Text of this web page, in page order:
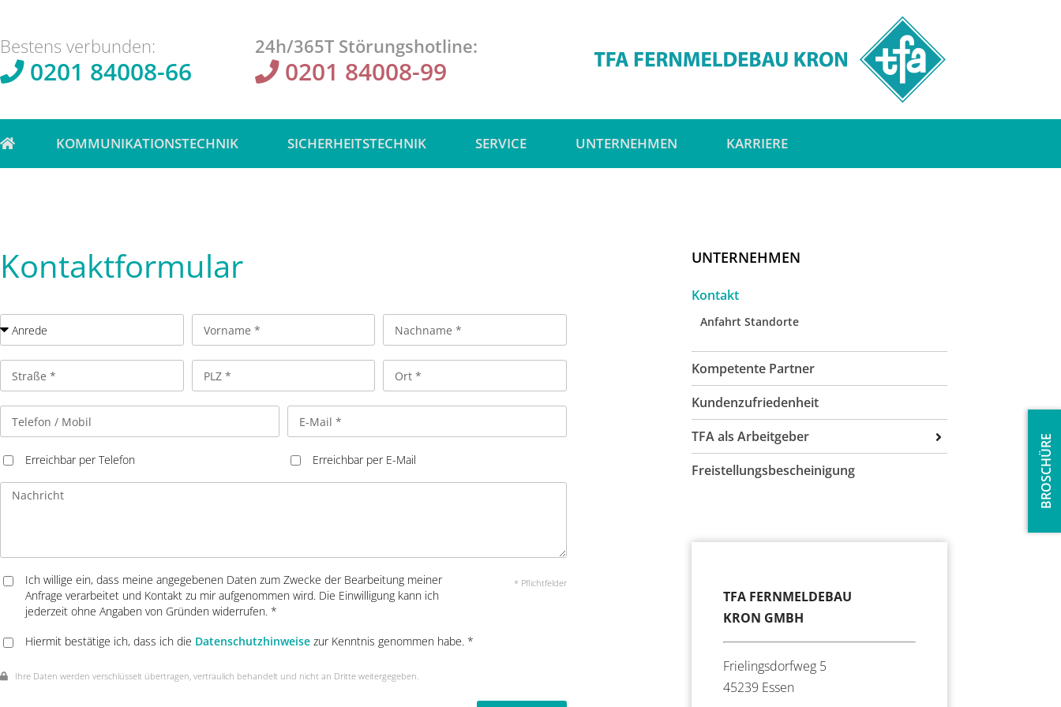
BROSCHÜRE
Bestens verbunden:
0201 84008-66
24h/365T Störungshotline:
0201 84008-99
KOMMUNIKATIONSTECHNIK SICHERHEITSTECHNIK SERVICE UNTERNEHMEN KARRIERE
Kontaktformular
Erreichbar per Telefon Erreichbar per E-Mail
Ich willige ein, dass meine angegebenen Daten zum Zwecke der Bearbeitung meiner
Anfrage verarbeitet und Kontakt zu mir aufgenommen wird. Die Einwilligung kann ich
jederzeit ohne Angaben von Gründen widerrufen. *
* Pflichtfelder
Hiermit bestätige ich, dass ich die Datenschutzhinweise zur Kenntnis genommen habe. *
Ihre Daten werden verschlüsselt übertragen, vertraulich behandelt und nicht an Dritte weitergegeben.
UNTERNEHMEN
Kontakt
Anfahrt Standorte
Kompetente Partner
Kundenzufriedenheit
TFA als Arbeitgeber
Ausbildung
Büromanagement
(m/w/d) Sicherheitstechnik
(m/w/d) für Kommunikations- und
Freistellungsbescheinigung
TFA FERNMELDEBAU
KRON GMBH
Frielingsdorfweg 5
45239 Essen